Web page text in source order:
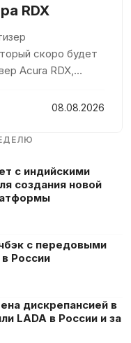
RDX
скоро будет
Acura RDX,
в 2006 году.
08.08.2026
с индийскими
создания новой
с передовыми
России
дискрепансией в
LADA в России и за